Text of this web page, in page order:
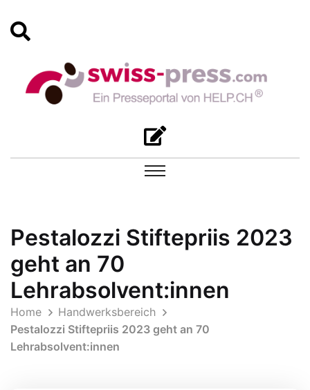
Pestalozzi Stiftepriis 2023
geht an 70
Lehrabsolvent:innen
Home
Handwerksbereich
Pestalozzi Stiftepriis 2023 geht an 70
Lehrabsolvent:innen